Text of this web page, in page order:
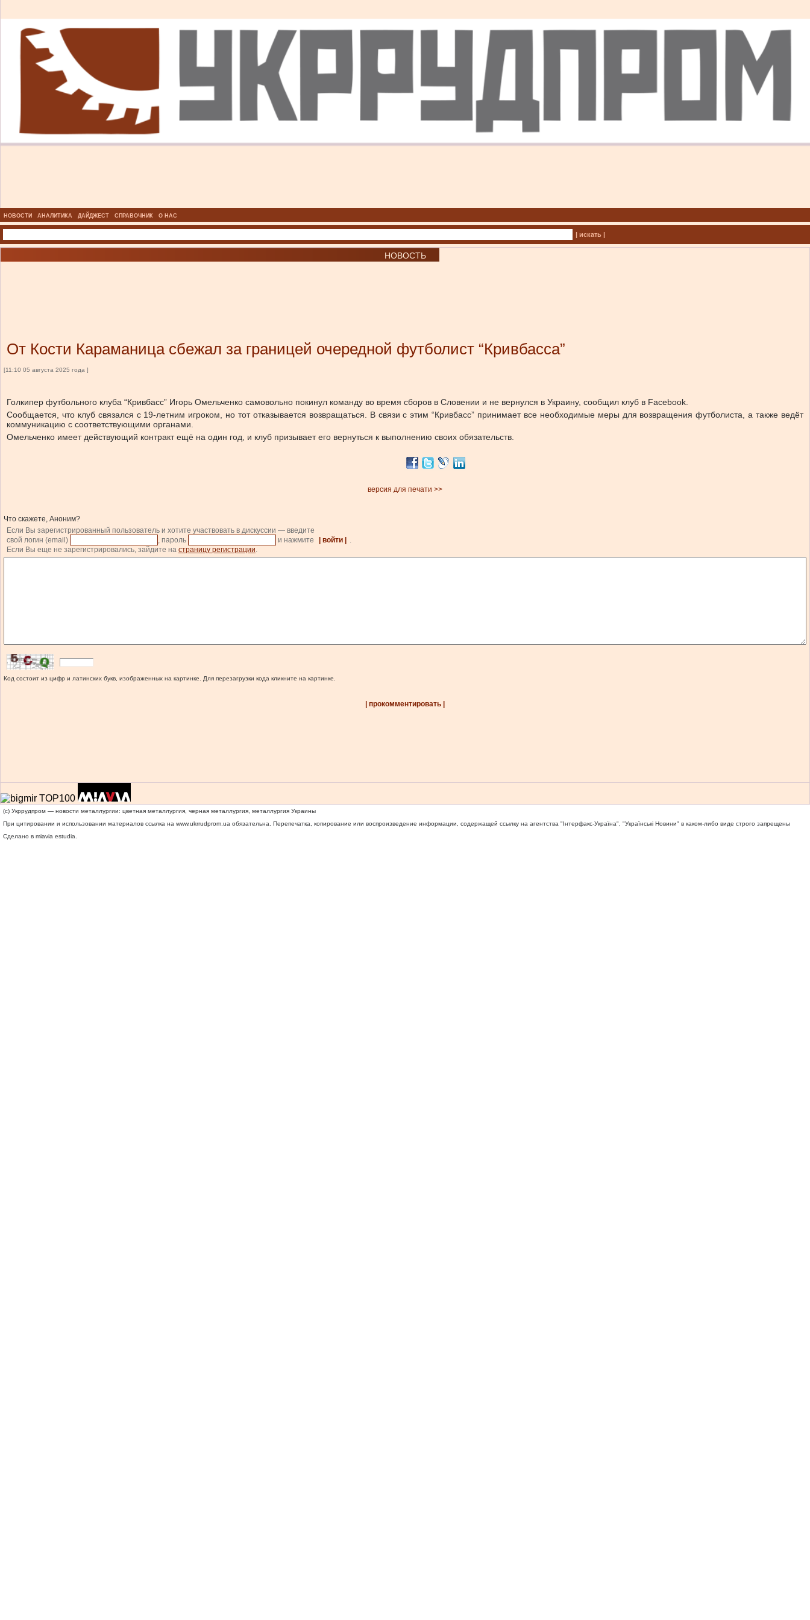
НОВОСТИ АНАЛИТИКА ДАЙДЖЕСТ СПРАВОЧНИК О НАС
| искать |
НОВОСТЬ
От Кости Караманица сбежал за границей очередной футболист “Кривбасса”
[11:10 05 августа 2025 года ]
Голкипер футбольного клуба “Кривбасс” Игорь Омельченко самовольно покинул команду во время сборов в Словении и не вернулся в Украину, сообщил клуб в Facebook.
Сообщается, что клуб связался с 19-летним игроком, но тот отказывается возвращаться. В связи с этим “Кривбасс” принимает все необходимые меры для возвращения футболиста, а также ведёт
коммуникацию с соответствующими органами.
Омельченко имеет действующий контракт ещё на один год, и клуб призывает его вернуться к выполнению своих обязательств.
версия для печати >>
Что скажете, Аноним?
Если Вы зарегистрированный пользователь и хотите участвовать в дискуссии — введите
свой логин (email)
, пароль и нажмите | войти |
.
Если Вы еще не зарегистрировались, зайдите на страницу регистрации.
Код состоит из цифр и латинских букв, изображенных на картинке. Для перезагрузки кода кликните на картинке.
| прокомментировать |
(c) Укррудпром — новости металлургии: цветная металлургия, черная металлургия, металлургия Украины
При цитировании и использовании материалов ссылка на www.ukrrudprom.ua обязательна. Перепечатка, копирование или воспроизведение информации, содержащей ссылку на агентства "Iнтерфакс-Україна", "Українськi Новини" в каком-либо виде строго запрещены
Сделано в miavia estudia.